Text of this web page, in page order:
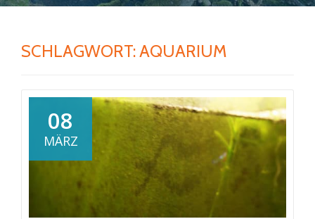
SCHLAGWORT:AQUARIUM
08
MÄRZ